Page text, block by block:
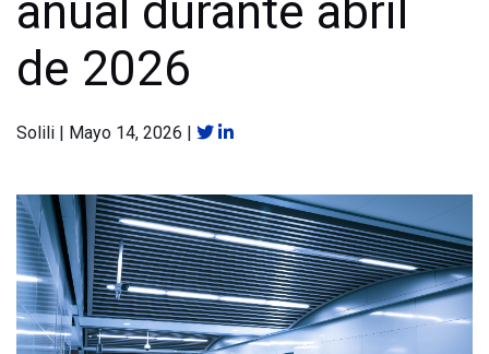
anual durante abril
de 2026
Solili | Mayo 14, 2026 |